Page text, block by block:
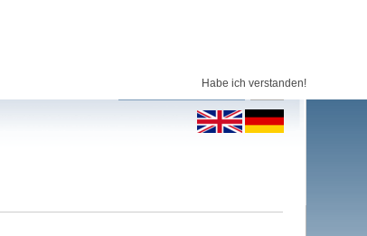
Habe ich verstanden!